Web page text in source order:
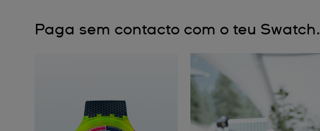
Paga sem contacto com o teu Swatch.